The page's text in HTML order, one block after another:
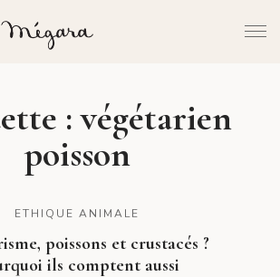
:végétarien
poisson
ETHIQUE ANIMALE
poissons et crustacés ?
ils comptent aussi